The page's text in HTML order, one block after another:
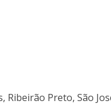
Preto, São